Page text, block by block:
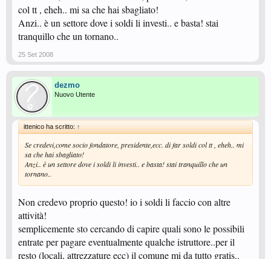
col tt , eheh.. mi sa che hai sbagliato!
Anzi.. è un settore dove i soldi li investi.. e basta! stai
tranquillo che un tornano..
25 Set 2008
dezmo
Nuovo Utente
ittenico ha scritto: ↑
Se credevi,come socio fondatore, presidente,ecc. di far soldi col tt , eheh.. mi
sa che hai sbagliato!
Anzi.. è un settore dove i soldi li investi.. e basta! stai tranquillo che un
tornano..
Non credevo proprio questo! io i soldi li faccio con altre
attività!
semplicemente sto cercando di capire quali sono le possibili
entrate per pagare eventualmente qualche istruttore..per il
resto (locali, attrezzature ecc) il comune mi da tutto gratis..